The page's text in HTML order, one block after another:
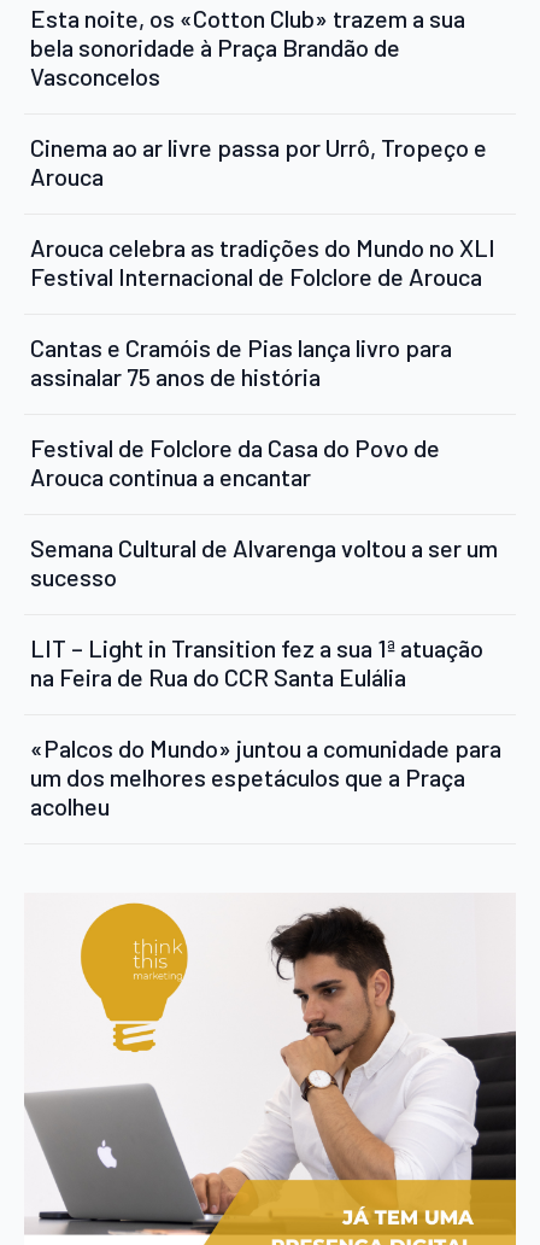
Esta noite, os «Cotton Club» trazem a sua
bela sonoridade à Praça Brandão de
Vasconcelos
Cinema ao ar livre passa por Urrô, Tropeço e
Arouca
Arouca celebra as tradições do Mundo no XLI
Festival Internacional de Folclore de Arouca
Cantas e Cramóis de Pias lança livro para
assinalar 75 anos de história
Festival de Folclore da Casa do Povo de
Arouca continua a encantar
Semana Cultural de Alvarenga voltou a ser um
sucesso
LIT – Light in Transition fez a sua 1ª atuação
na Feira de Rua do CCR Santa Eulália
«Palcos do Mundo» juntou a comunidade para
um dos melhores espetáculos que a Praça
acolheu